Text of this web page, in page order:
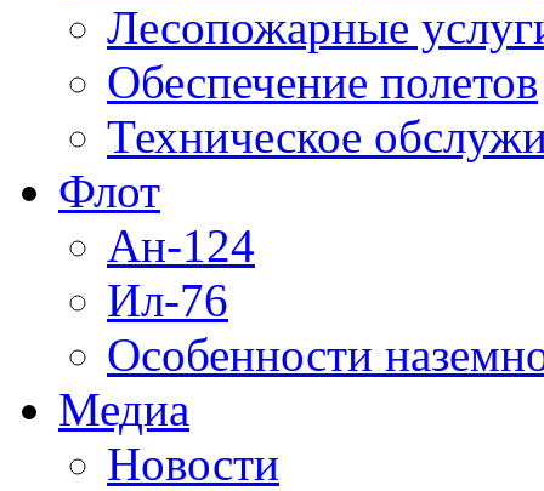
Лесопожарные
Обеспечение полетов
Техническое
Флот
Ан-124
Ил-76
Особенности
Медиа
Новости